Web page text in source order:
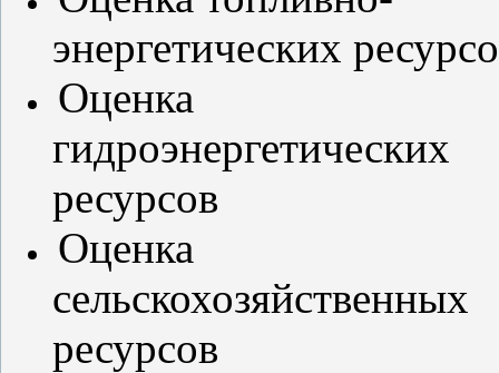
энергетических
Оценка
гидроэнергетических
ресурсов
Оценка
сельскохозяйственных
ресурсов